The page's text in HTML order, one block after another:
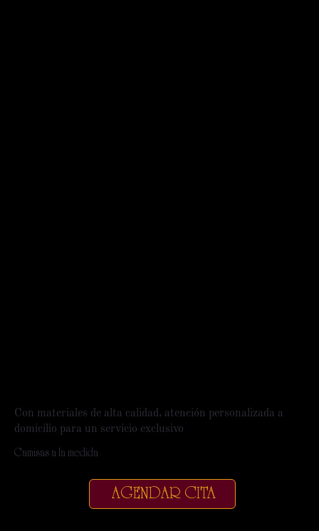
Con materiales de alta calidad, atención personalizada a
domicilio para un servicio exclusivo
Camisas a la medida
AGENDAR CITA